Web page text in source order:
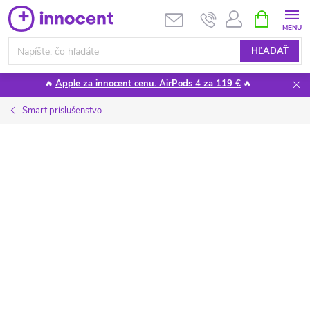
Prejsť
na
obsah
HĽADAŤ
KOŠÍK
🔥 Apple za innocent cenu. AirPods 4 za 119 € 🔥
Smart príslušenstvo